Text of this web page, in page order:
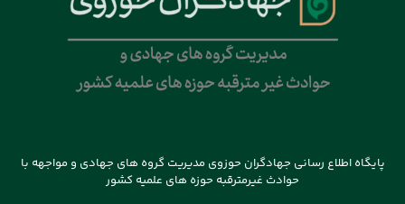
پایگاه اطلاع رسانی جهادگران حوزوی مدیریت گروه های جهادی و مواجهه با
حوادث غیرمترقبه حوزه های علمیه کشور